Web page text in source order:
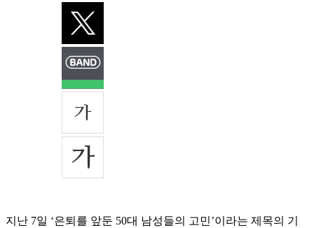
지난 7일 ‘은퇴를 앞둔 50대 남성들의 고민’이라는 제목의 기